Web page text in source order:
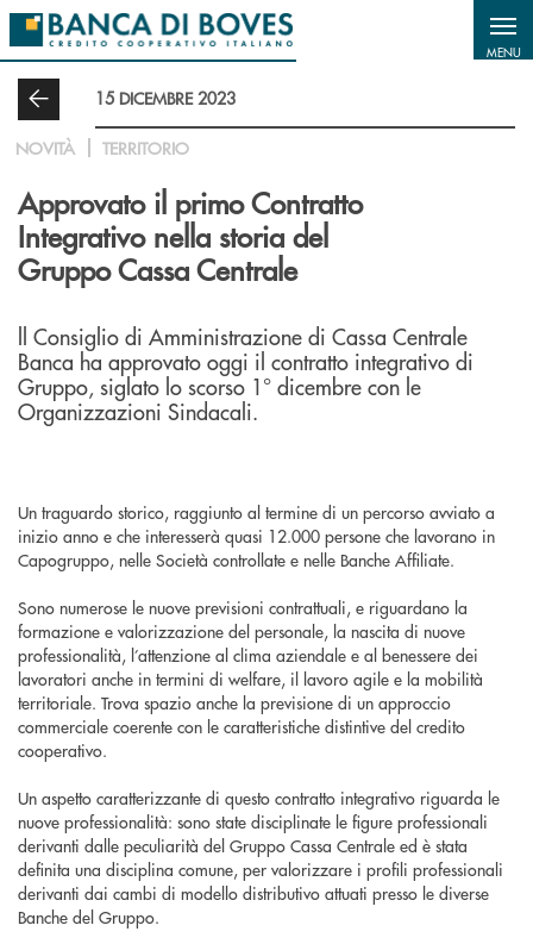
Salta al contenuto principale
MENU
15 DICEMBRE 2023
NOVITÀ TERRITORIO
Approvato il primo Contratto
Integrativo nella storia del
Gruppo Cassa Centrale
ll Consiglio di Amministrazione di Cassa Centrale
Banca ha approvato oggi il contratto integrativo di
Gruppo, siglato lo scorso 1° dicembre con le
Organizzazioni Sindacali.
Un traguardo storico, raggiunto al termine di un percorso avviato a
inizio anno e che interesserà quasi 12.000 persone che lavorano in
Capogruppo, nelle Società controllate e nelle Banche Affiliate.
Sono numerose le nuove previsioni contrattuali, e riguardano la
formazione e valorizzazione del personale, la nascita di nuove
professionalità, l’attenzione al clima aziendale e al benessere dei
lavoratori anche in termini di welfare, il lavoro agile e la mobilità
territoriale. Trova spazio anche la previsione di un approccio
commerciale coerente con le caratteristiche distintive del credito
cooperativo.
Un aspetto caratterizzante di questo contratto integrativo riguarda le
nuove professionalità: sono state disciplinate le figure professionali
derivanti dalle peculiarità del Gruppo Cassa Centrale ed è stata
definita una disciplina comune, per valorizzare i profili professionali
derivanti dai cambi di modello distributivo attuati presso le diverse
Banche del Gruppo.